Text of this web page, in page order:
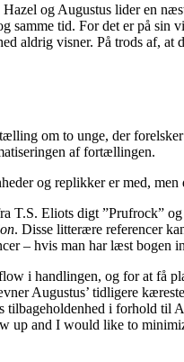
Hazel og Augustus lider en
samme tid. For det er på sin
aldrig visner. På trods af, at
om to unge, der
af fortællingen.
og replikker er med, men
T.S. Eliots digt ”Prufrock”
. Disse litterære referencer
– hvis man har læst bogen
i handlingen, og for at få
Augustus’ tidligere
i forhold til
up and I would like to